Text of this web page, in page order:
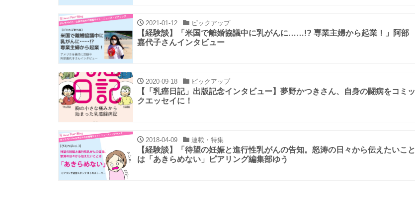
2021-01-12 ピックアップ
【経験談】「米国で離婚協議中に乳がんに……!? 専業主婦から起業！」阿部
嘉代子さんインタビュー
2020-09-18 ピックアップ
【「乳癌日記」出版記念インタビュー】夢野かつきさん、自身の闘病をコミッ
クエッセイに！
2018-04-09 連載・特集
【経験談】「待望の妊娠と進行性乳がんの告知。怒涛の日々から伝えたいこと
は「あきらめない」ピアリング編集部ゆう